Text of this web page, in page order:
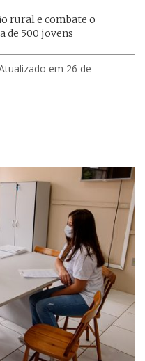
rural e combate o
de 500 jovens
em 26 de